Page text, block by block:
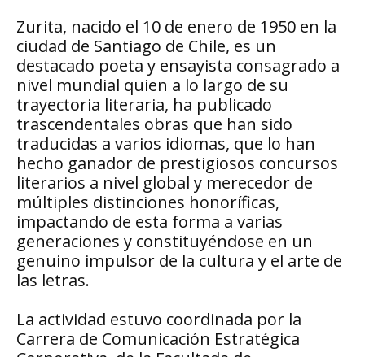
Zurita, nacido el 10 de enero de 1950 en la
ciudad de Santiago de Chile, es un
destacado poeta y ensayista consagrado a
nivel mundial quien a lo largo de su
trayectoria literaria, ha publicado
trascendentales obras que han sido
traducidas a varios idiomas, que lo han
hecho ganador de prestigiosos concursos
literarios a nivel global y merecedor de
múltiples distinciones honoríficas,
impactando de esta forma a varias
generaciones y constituyéndose en un
genuino impulsor de la cultura y el arte de
las letras.
La actividad estuvo coordinada por la
Carrera de Comunicación Estratégica